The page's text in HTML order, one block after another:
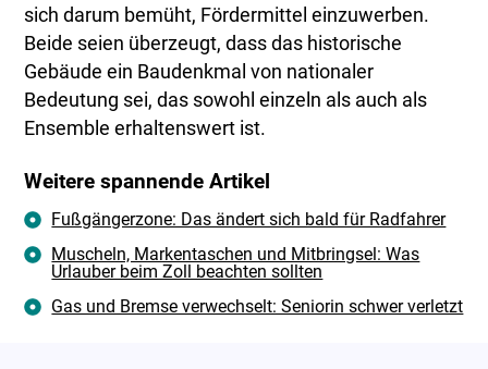
sich darum bemüht, Fördermittel einzuwerben.
Beide seien überzeugt, dass das historische
Gebäude ein Baudenkmal von nationaler
Bedeutung sei, das sowohl einzeln als auch als
Ensemble erhaltenswert ist.
Weitere spannende Artikel
Fußgängerzone: Das ändert sich bald für Radfahrer
Muscheln, Markentaschen und Mitbringsel: Was
Urlauber beim Zoll beachten sollten
Gas und Bremse verwechselt: Seniorin schwer verletzt